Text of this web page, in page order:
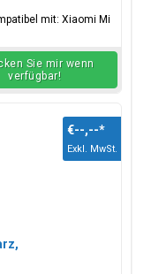
mit: Xiaomi Mi
Sie mir wenn
verfügbar!
€--,--*
Exkl. MwSt.